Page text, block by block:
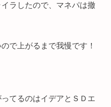
ラしたので、マネパは撤
で上がるまで我慢です！
てるのはイデアとＳＤエ